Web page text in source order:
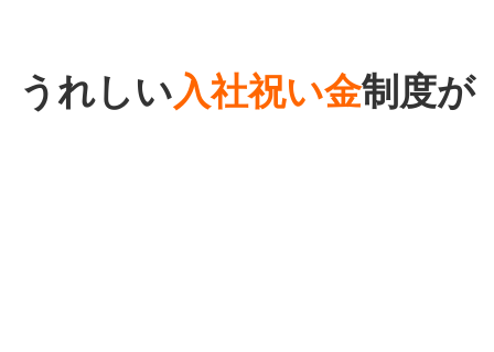
うれしい入社祝い金制度が